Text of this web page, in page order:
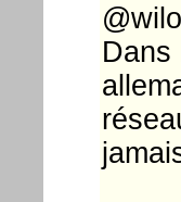
Dans